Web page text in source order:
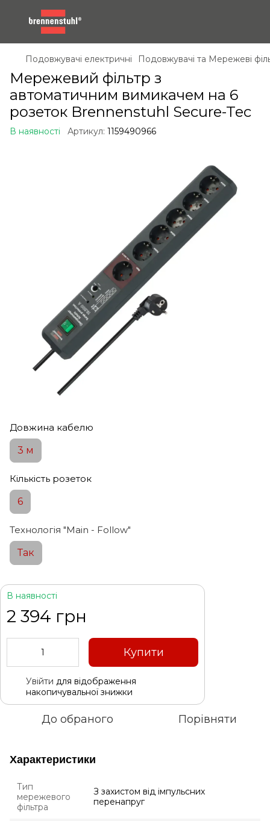
Подовжувачі електричні Подовжувачі та Мережеві
Мережевий фільтр з
автоматичним вимикачем на 6
розеток Brennenstuhl Secure-Tec
В наявності Артикул: 1159490966
Довжина кабелю
3 м
Кількість розеток
6
Технологія "Main - Follow"
Так
В наявності
2 394 грн
Купити
Увійти для відображення
накопичувальної знижки
До обраного Порівняти
Характеристики
Тип
мережевого
фільтра
З захистом від імпульсних
перенапруг